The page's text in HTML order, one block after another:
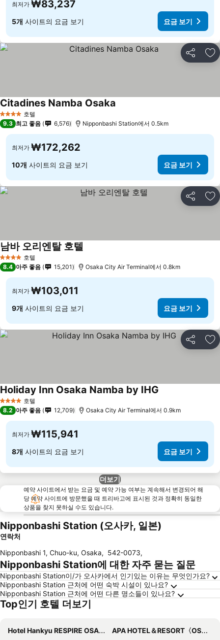
최저가 ₩83,237
5개 사이트의 요금 보기 요금 보기
공유 즐
4 성급 호텔
Citadines Namba Osaka
9.3 최고 좋음 6,576 Nipponbashi Station에서 0.5km
최저가 ₩172,262
10개 사이트의 요금 보기 요금 보기
공유 즐
4 성급 호텔
남바 오리엔탈 호텔
8.4 아주 좋음 15,201 Osaka City Air Terminal에서 0.8km
최저가 ₩103,011
9개 사이트의 요금 보기 요금 보기
공유 즐
4 성급 호텔
Holiday Inn Osaka Namba by IHG
8.2 아주 좋음 12,709 Osaka City Air Terminal에서 0.9km
최저가 ₩115,941
8개 사이트의 요금 보기 요금 보기
더보기
예약 사이트에서 받는 요금 및 예약 가능 여부는 계속해서 변경되어 해
당 예약 사이트에 방문했을 때 트리바고에 표시된 것과 정확히 동일한
상품을 찾지 못하실 수도 있습니다.
Nipponbashi Station (오사카, 일본)
연락처
Nipponbashi 1, Chuo-ku, Osaka, 542-0073,
Nipponbashi Station에 대한 자주 묻는 질문
Nipponbashi Station이/가 오사카에서 인기있는 이유는 무엇인가요?
Nipponbashi Station 근처에 어떤 숙박 시설이 있나요?
Nipponbashi Station 근처에 어떤 다른 명소들이 있나요?
Top인기 호텔 더보기
Hotel Hankyu RESPIRE OSAKA
APA HOTEL＆RESORT〈OSAKA NAMBA EKIMAE TOWER〉